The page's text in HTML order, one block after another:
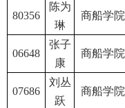
80356
陈为
琳
商船学院
06648
张子
康
商船学院
07686
刘丛
跃
商船学院